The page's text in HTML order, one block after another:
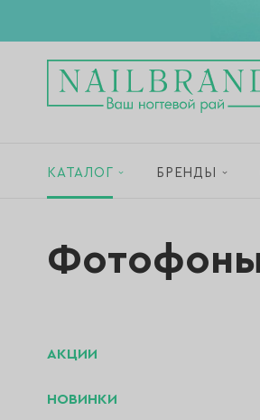
КАТАЛОГ БРЕНДЫ
АКЦИИ
НОВИНКИ